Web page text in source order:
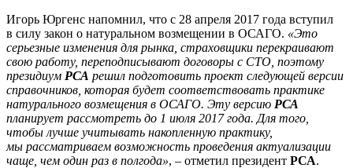
Игорь Юргенс напомнил, что с 28 апреля 2017 года вступил
в силу закон о натуральном возмещении в ОСАГО. «Это
серьезные изменения для рынка, страховщики перекраивают
свою работу, переподписывают договоры с СТО, поэтому
президиум РСА решил подготовить проект следующей версии
справочников, которая будет соответствовать практике
натурального возмещения в ОСАГО. Эту версию РСА
планирует рассмотреть до 1 июля 2017 года. Для того,
чтобы лучше учитывать накопленную практику,
мы рассматриваем возможность проведения актуализации
чаще, чем один раз в полгода», – отметил президент РСА.